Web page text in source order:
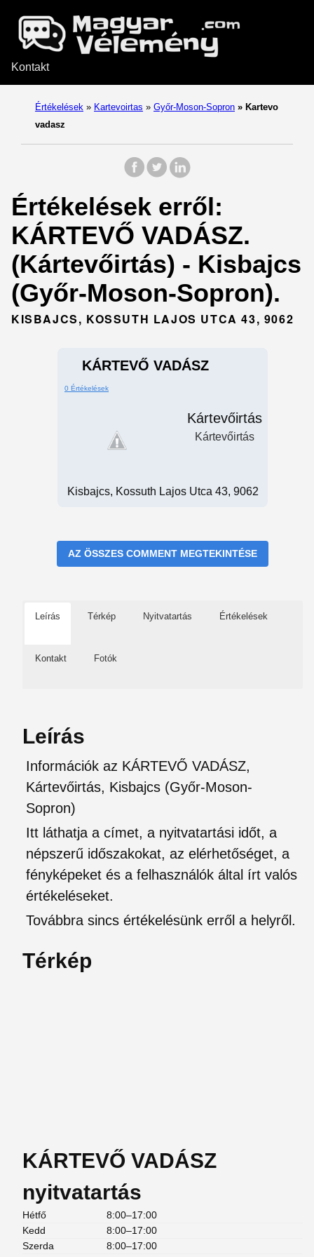
Kontakt
Értékelések » Kartevoirtas » Győr-Moson-Sopron » Kartevo
vadasz
Értékelések erről:
KÁRTEVŐ VADÁSZ.
(Kártevőirtás) - Kisbajcs
(Győr-Moson-Sopron).
KISBAJCS, KOSSUTH LAJOS UTCA 43, 9062
KÁRTEVŐ VADÁSZ
0 Értékelések
Kártevőirtás
Kártevőirtás
Kisbajcs, Kossuth Lajos Utca 43, 9062
AZ ÖSSZES COMMENT MEGTEKINTÉSE
Leírás Térkép Nyitvatartás Értékelések
Kontakt Fotók
Leírás
Információk az KÁRTEVŐ VADÁSZ,
Kártevőirtás, Kisbajcs (Győr-Moson-
Sopron)
Itt láthatja a címet, a nyitvatartási időt, a
népszerű időszakokat, az elérhetőséget, a
fényképeket és a felhasználók által írt valós
értékeléseket.
Továbbra sincs értékelésünk erről a helyről.
Térkép
KÁRTEVŐ VADÁSZ
nyitvatartás
Hétfő
8:00–17:00
Kedd
8:00–17:00
Szerda
8:00–17:00